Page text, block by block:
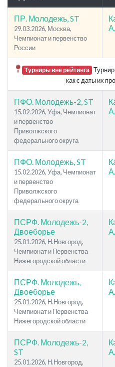
ПР. Молодежь, ST
29.03.2026, Москва,
Чемпионат и первенство
России
Турниры вне рейтинга
как с даты их
ПФО. Молодежь-2, ST
15.02.2026, Уфа, Чемпионат
и первенство
Приволжского
федерального округа
ПФО. Молодежь, ST
15.02.2026, Уфа, Чемпионат
и первенство
Приволжского
федерального округа
ПСРФ. Молодежь-2,
Двоеборье
25.01.2026, Н.Новгород,
Чемпионат и Первенства
Нижегородской области
ПСРФ. Молодежь,
Двоеборье
25.01.2026, Н.Новгород,
Чемпионат и Первенства
Нижегородской области
ПСРФ. Молодежь-2,
ST
25.01.2026, Н.Новгород,